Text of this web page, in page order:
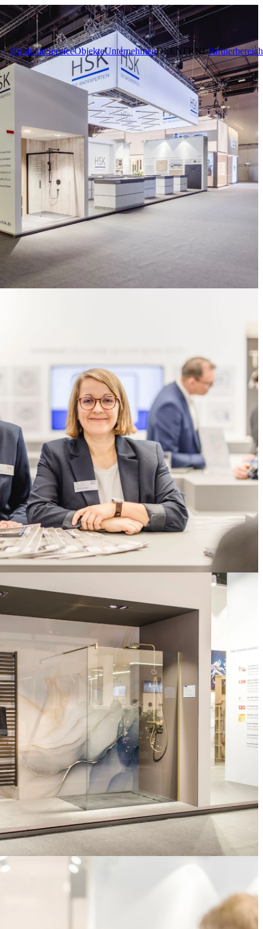
ProdukteServiceObjekteUnternehmenDEENFRNLPartnerbereich